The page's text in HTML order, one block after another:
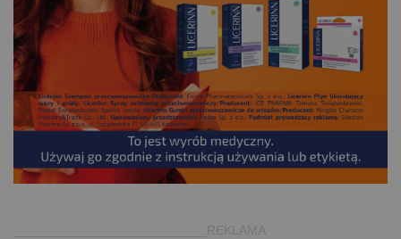
___________________________REKLAMA